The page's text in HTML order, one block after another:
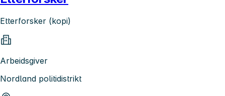
Etterforsker (kopi)
Arbeidsgiver
Nordland politidistrikt